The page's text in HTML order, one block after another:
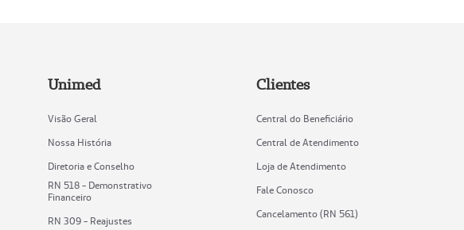
Unimed
Visão Geral
Nossa História
Diretoria e Conselho
RN 518 - Demonstrativo
Financeiro
RN 309 - Reajustes
Clientes
Central do Beneficiário
Central de Atendimento
Loja de Atendimento
Fale Conosco
Cancelamento (RN 561)